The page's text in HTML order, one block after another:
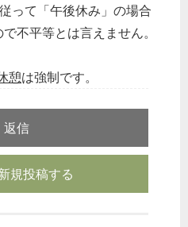
って「午後休み」の場合
不平等とは言えません。
憩は強制です。
返信
規投稿する